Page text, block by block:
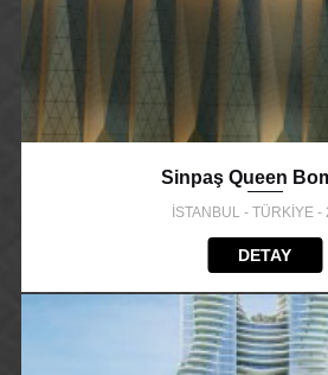
Sinpaş Queen
İSTANBUL - TÜRKİYE -
DETAY